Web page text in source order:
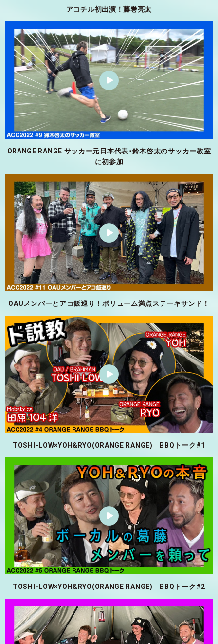
アコチル初出演！藤巻亮太
ORANGE RANGE サッカー元日本代表･鈴木啓太のサッカー教室
に初参加
OAUメンバーとアコ飯巡り！ボリューム満点ステーキサンド！
TOSHI-LOW×YOH&RYO(ORANGE RANGE) BBQトーク#1
TOSHI-LOW×YOH&RYO(ORANGE RANGE) BBQトーク#2